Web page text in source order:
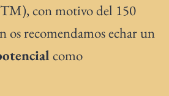
con motivo del 150
os recomendamos echar un
como